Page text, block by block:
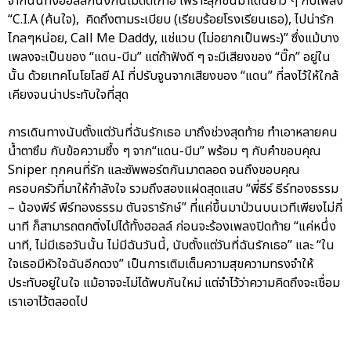
“C.I.A (ค้นใจ), คิดถึงตามระเบียบ (เรียบร้อยโรงเรียนเธอ), ไปน่ารัก
ไกลๆหน่อย, Call Me Daddy, แช่แวบ (ไม่อยากเป็นพระ)” ซึ่งแม้บาง
เพลงจะเป็นของ “แดน-บีม” แต่ถ้าฟังดี ๆ จะมีเสียงของ “บิ๊ก” อยู่ใน
นั้น ด้วยเทคโนโยโลยี AI ที่ปรับจูนจากเสียงของ “แดน” ที่ลงไว้ให้ใกล้
เคียงจนน่าประทับใจที่สุด
การเดินทางนับตั้งแต่วันที่ฉันรักเธอ มาถึงช่วงสุดท้าย ทำเอาหลายคน
น้ำตาซึม กับข้อความซึ้ง ๆ จาก“แดน-บีม” พร้อม ๆ กับคำขอบคุณ
Sniper ทุกคนที่รัก และซัพพอร์ตกันมาตลอด จนถึงขอบคุณ
ครอบครัวที่มาให้กำลังใจ รวมถึงสองแฝดสุดแสบ “พี่ธีร์ ธีร์ทองธรรม
– น้องพีร์ พีร์ทองธรรม ตันจรารักษ์” ที่แค่ขึ้นมาป่วนบนเวทีเพียงไม่กี่
นาที ก็สามารถตกติ่งไปได้ทั้งฮอลล์ ก่อนจะร้องเพลงปิดท้าย “แค่หนึ่ง
นาที, ไม่มีเธอวันนั้น ไม่มีฉันวันนี้, นับตั้งแต่วันที่ฉันรักเธอ” และ “ใน
ใจเธอมีหัวใจฉันอีกดวง” เป็นการเติมเต็มความสุขความทรงจำให้
ประทับอยู่ในใจ แม้อาจจะไม่ได้พบกันใหม่ แต่จำไว้ว่าความคิดถึงจะเชื่อม
เราเอาไว้ตลอดไป